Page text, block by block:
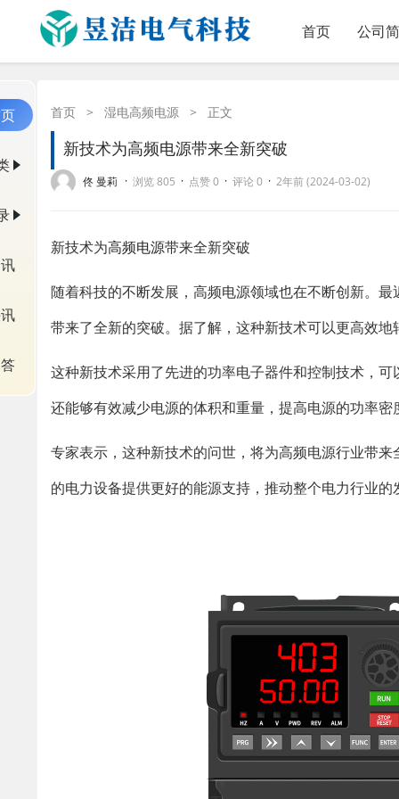
首页 公司
首页 > 湿电高频电源 > 正文
新技术为高频电源带来全新突破
佟 曼莉 · 浏览 805 · 点赞 0 · 评论 0 · 2年前 (2024-03-02)
新技术为高频电源带来全新突破
随着科技的不断发展，高频电源领域也在不断创新。
带来了全新的突破。据了解，这种新技术可以更高效
这种新技术采用了先进的功率电子器件和控制技术，
还能够有效减少电源的体积和重量，提高电源的功率
专家表示，这种新技术的问世，将为高频电源行业带
的电力设备提供更好的能源支持，推动整个电力行业的